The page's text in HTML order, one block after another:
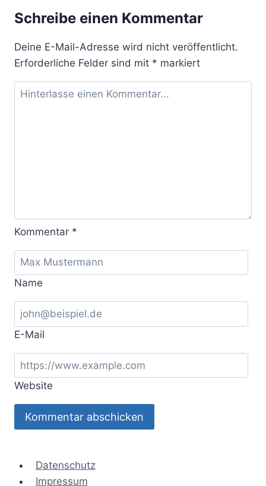
Schreibe einen Kommentar
Deine E-Mail-Adresse wird nicht veröffentlicht.
Erforderliche Felder sind mit * markiert
Kommentar *
Name
E-Mail
Website
Datenschutz
Impressum